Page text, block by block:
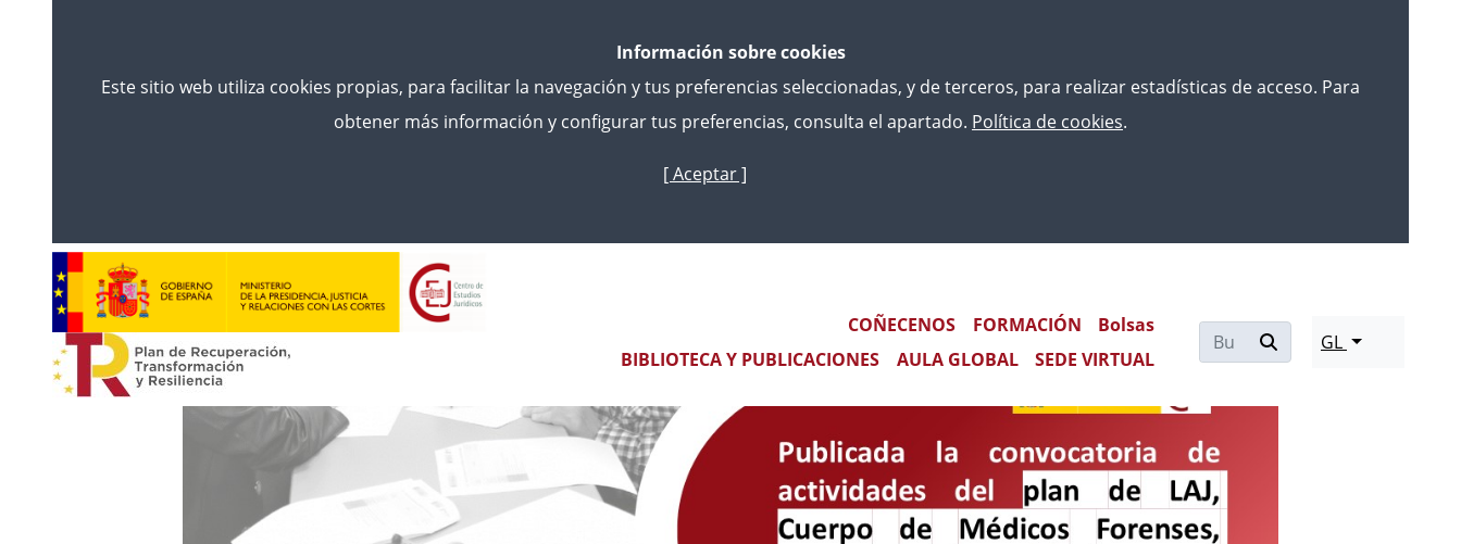
Ir
contido
Información sobre cookies
Este sitio web utiliza cookies propias, para facilitar la navegación y tus preferencias seleccionadas, y de terceros, para realizar estadísticas de acceso. Para
obtener más información y configurar tus preferencias, consulta el apartado. Política de cookies.
[ Aceptar ]
Main navigation
COÑECENOS FORMACIÓN
Bolsas
BIBLIOTECA Y PUBLICACIONES
AULA GLOBAL SEDE VIRTUAL
GL
ABIERTA LA CONVOCATORIA DE ACTIVIDADES DE FORMACIÓN CONTINUA DEL PRIMER SEMESTRE DE 2025 PARA LAJ,
MÉDICOS FORENSES, FACULTATIVOS DEL INTCF Y ABOGADOS DEL ESTADO